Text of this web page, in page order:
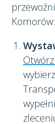
Komorów: